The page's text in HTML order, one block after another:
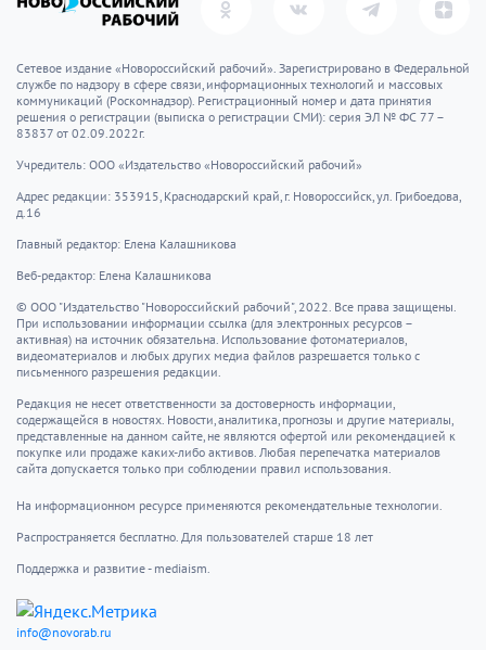
Сетевое издание «Новороссийский рабочий». Зарегистрировано в Федеральной
службе по надзору в сфере связи, информационных технологий и массовых
коммуникаций (Роскомнадзор). Регистрационный номер и дата принятия
решения о регистрации (выписка о регистрации СМИ): серия ЭЛ № ФС 77 –
83837 от 02.09.2022г.
Учредитель: ООО «Издательство «Новороссийский рабочий»
Адрес редакции: 353915, Краснодарский край, г. Новороссийск, ул. Грибоедова,
д.16
Главный редактор: Елена Калашникова
Веб-редактор: Елена Калашникова
© ООО "Издательство "Новороссийский рабочий", 2022. Все права защищены.
При использовании информации ссылка (для электронных ресурсов –
активная) на источник обязательна. Использование фотоматериалов,
видеоматериалов и любых других медиа файлов разрешается только с
письменного разрешения редакции.
Редакция не несет ответственности за достоверность информации,
содержащейся в новостях. Новости, аналитика, прогнозы и другие материалы,
представленные на данном сайте, не являются офертой или рекомендацией к
покупке или продаже каких-либо активов. Любая перепечатка материалов
сайта допускается только при соблюдении правил использования.
На информационном ресурсе применяются рекомендательные технологии.
Распространяется бесплатно. Для пользователей старше 18 лет
Поддержка и развитие - mediaism.
info@novorab.ru